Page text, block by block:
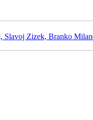
Slavoj Zizek, Branko